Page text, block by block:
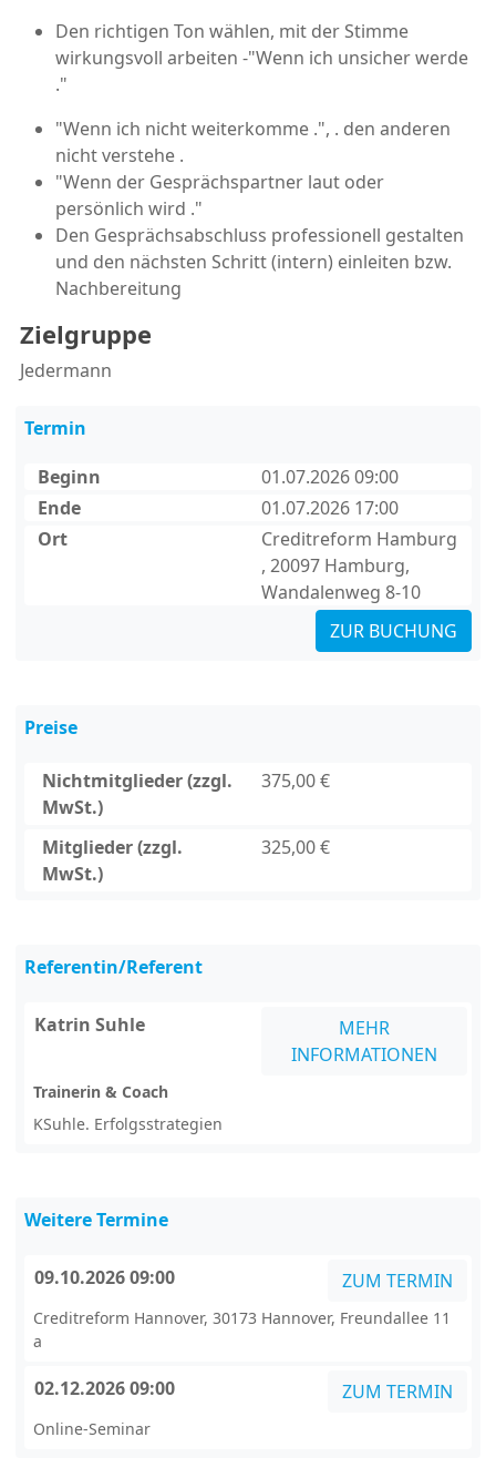
Den richtigen Ton wählen, mit der Stimme
wirkungsvoll arbeiten -"Wenn ich unsicher werde
."
"Wenn ich nicht weiterkomme .", . den anderen
nicht verstehe .
"Wenn der Gesprächspartner laut oder
persönlich wird ."
Den Gesprächsabschluss professionell gestalten
und den nächsten Schritt (intern) einleiten bzw.
Nachbereitung
Zielgruppe
Jedermann
Termin
Beginn
01.07.2026 09:00
Ende
01.07.2026 17:00
Ort
Creditreform Hamburg
, 20097 Hamburg,
Wandalenweg 8-10
ZUR BUCHUNG
Preise
Nichtmitglieder (zzgl.
MwSt.)
375,00 €
Mitglieder (zzgl.
MwSt.)
325,00 €
Referentin/Referent
Katrin Suhle
MEHR
INFORMATIONEN
Trainerin & Coach
KSuhle. Erfolgsstrategien
Weitere Termine
09.10.2026 09:00 ZUM TERMIN
Creditreform Hannover, 30173 Hannover, Freundallee 11
a
02.12.2026 09:00 ZUM TERMIN
Online-Seminar